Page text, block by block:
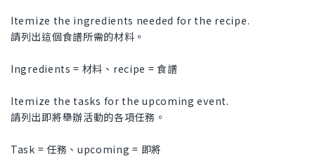
Itemize the ingredients needed for the recipe.
請列出這個食譜所需的材料。
Ingredients = 材料、recipe = 食譜
Itemize the tasks for the upcoming event.
請列出即將舉辦活動的各項任務。
Task = 任務、upcoming = 即將